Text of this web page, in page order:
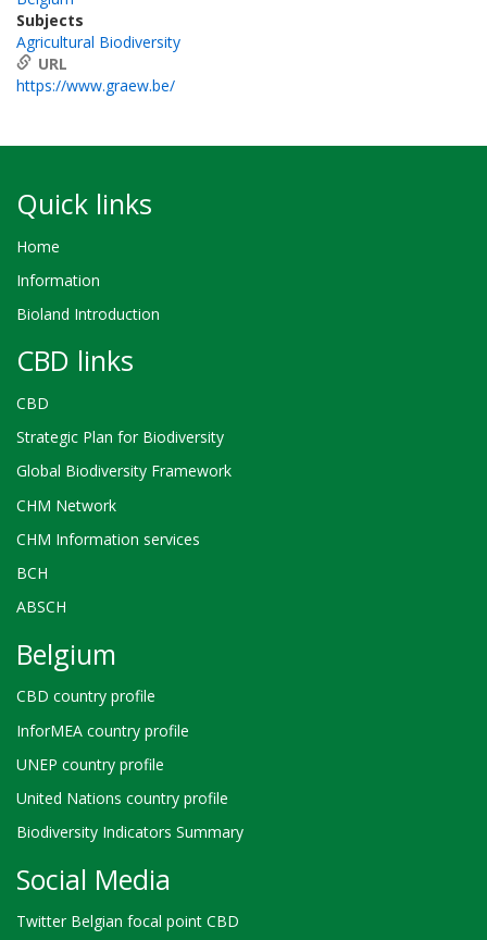
Subjects
Agricultural Biodiversity
URL
https://www.graew.be/
Quick links
Home
Information
Bioland Introduction
CBD links
CBD
Strategic Plan for Biodiversity
Global Biodiversity Framework
CHM Network
CHM Information services
BCH
ABSCH
Belgium
CBD country profile
InforMEA country profile
UNEP country profile
United Nations country profile
Biodiversity Indicators Summary
Social Media
Twitter Belgian focal point CBD